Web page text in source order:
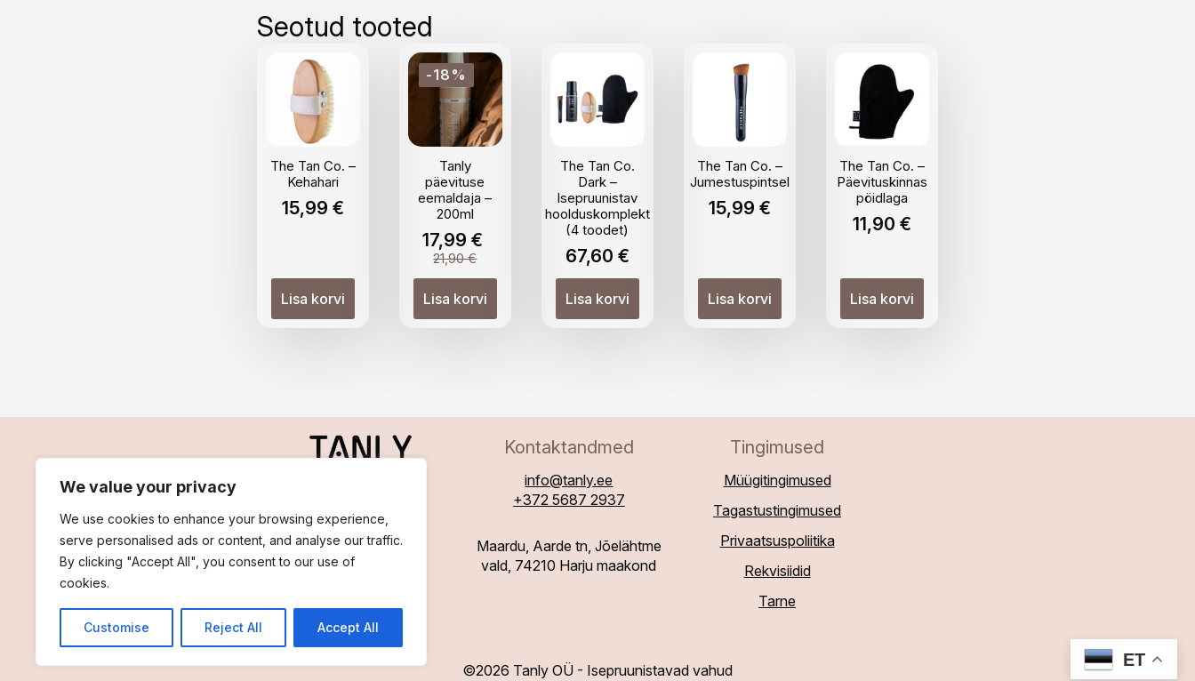
We value your privacy
We use cookies to enhance your browsing experience,
serve personalised ads or content, and analyse our traffic.
By clicking "Accept All", you consent to our use of
cookies.
Customise Reject All Accept All
Seotud tooted
The Tan Co. –
Kehahari
15,99 €
Lisa korvi
-18%
Tanly
päevituse
eemaldaja –
200ml
21,90€
Algne
hind
oli:
21,90 €.
17,99€
Praegune
hind
on:
17,99 €.
Lisa korvi
The Tan Co.
Dark –
Isepruunistav
hoolduskomplekt
(4 toodet)
67,60 €
Lisa korvi
The Tan Co. –
Jumestuspintsel
15,99€
Lisa korvi
The Tan Co. –
Päevituskinnas
pöidlaga
11,90€
Lisa korvi
Kontaktandmed
info@tanly.ee
+372 5687 2937
Maardu, Aarde tn, Jõelähtme
vald, 74210 Harju maakond
Tingimused
Müügitingimused
Tagastustingimused
Privaatsuspoliitika
Rekvisiidid
Tarne
©2026 Tanly OÜ - Isepruunistavad vahud
ET